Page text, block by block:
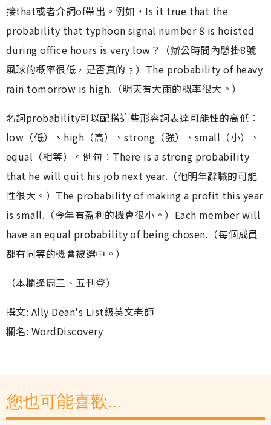
接that或者介詞of帶出。例如，Is it true that the
probability that typhoon signal number 8 is hoisted
during office hours is very low？（辦公時間內懸掛8號
風球的概率很低，是否真的﹖）The probability of heavy
rain tomorrow is high.（明天有大雨的概率很大。）
名詞probability可以配搭這些形容詞表達可能性的高低︰
low（低）、high（高）、strong（強）、small（小）、
equal（相等）。例句︰There is a strong probability
that he will quit his job next year.（他明年辭職的可能
性很大。）The probability of making a profit this year
is small.（今年有盈利的機會很小。）Each member will
have an equal probability of being chosen.（每個成員
都有同等的機會被選中。）
（本欄逢周三、五刊登）
撰文: Ally Dean's List級英文老師
欄名: WordDiscovery
您也可能喜歡...